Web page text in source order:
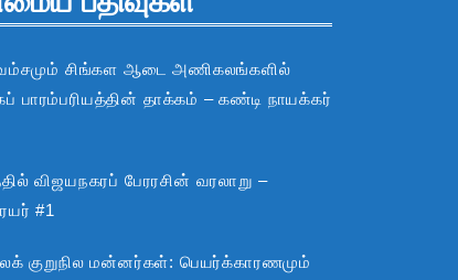
சிங்கள ஆடை அணிகலங்களில்
பாரம்பரியத்தின் தாக்கம் – கண்டி நாயக்கர்
விஜயநகரப் பேரரசின் வரலாறு –
#1
குறுநில மன்னர்கள்: பெயர்க்காரணமும்